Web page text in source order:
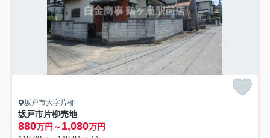
坂戸市大字片柳
坂戸市片柳売地
880万円～1,080万円